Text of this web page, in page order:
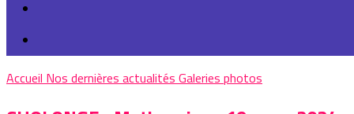
Accueil Nos dernières actualités Galeries photos